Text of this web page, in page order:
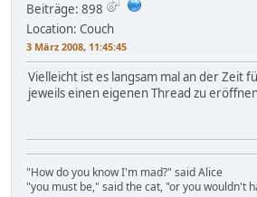
Beiträge: 898
Location: Couch
3 März 2008, 11:45:45
Vielleicht ist es langsam mal an der Zeit
jeweils einen eigenen Thread zu
"How do you know I'm mad?" said Alice
"you must be," said the cat, "or you wouldn't